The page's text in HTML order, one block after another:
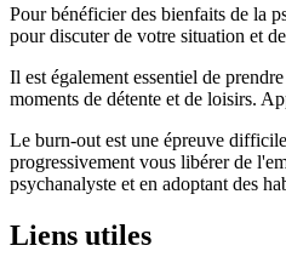
Pour bénéficier des bienfaits de la
pour discuter de votre situation et
Il est également essentiel de
moments de détente et de loisirs.
Le burn-out est une épreuve
progressivement vous libérer de
psychanalyste et en adoptant des
Liens utiles